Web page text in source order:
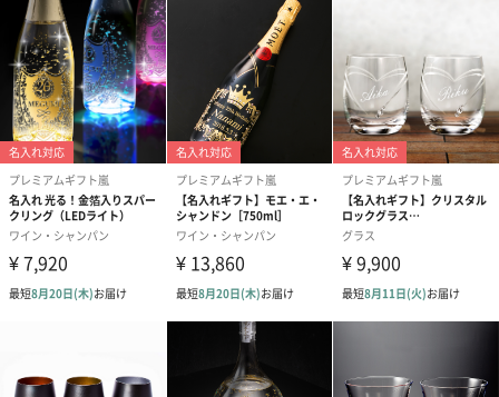
紙袋
あり（330円）
フリーメッセージは名刺サイズで4行60文字程度まで